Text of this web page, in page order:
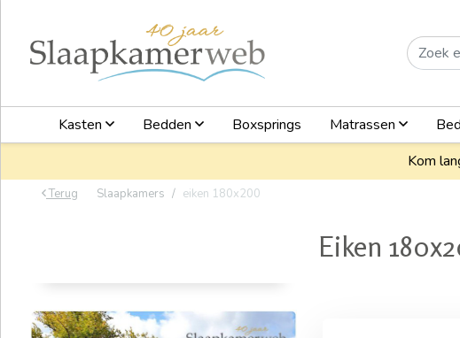
Kasten Bedden Boxsprings Matrassen
Kom
Terug Slaapkamers eiken 180x200
Eiken